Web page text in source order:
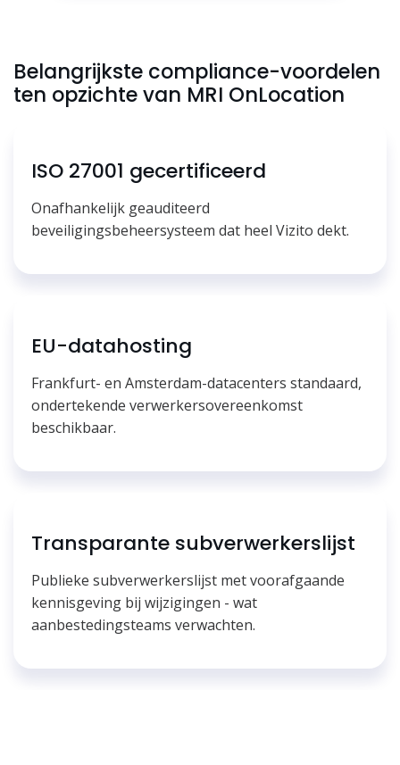
Belangrijkste compliance-voordelen
ten opzichte van MRI OnLocation
ISO 27001 gecertificeerd
Onafhankelijk geauditeerd
beveiligingsbeheersysteem dat heel Vizito dekt.
EU-datahosting
Frankfurt- en Amsterdam-datacenters standaard,
ondertekende verwerkersovereenkomst
beschikbaar.
Transparante subverwerkerslijst
Publieke subverwerkerslijst met voorafgaande
kennisgeving bij wijzigingen - wat
aanbestedingsteams verwachten.